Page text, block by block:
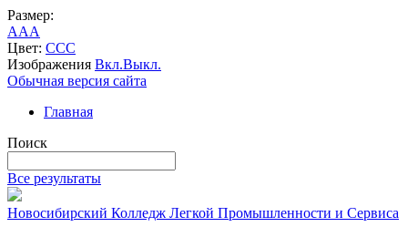
Размер:
AAA
Цвет: CCC
Изображения Вкл.Выкл.
Обычная версия сайта
Главная
Поиск
Все результаты
Новосибирский Колледж Легкой Промышленности и Сервиса